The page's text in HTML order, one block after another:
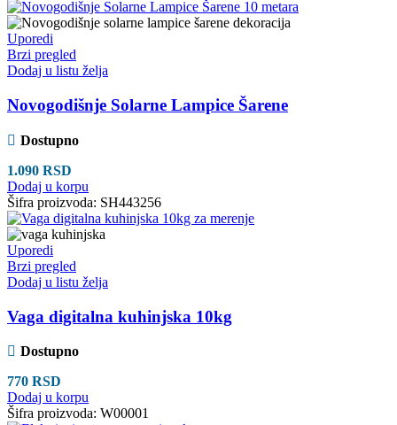
Uporedi
Brzi pregled
Dodaj u listu želja
Novogodišnje Solarne Lampice Šarene
Dostupno
1.090 RSD
Dodaj u korpu
Šifra proizvoda: SH443256
Uporedi
Brzi pregled
Dodaj u listu želja
Vaga digitalna kuhinjska 10kg
Dostupno
770 RSD
Dodaj u korpu
Šifra proizvoda: W00001